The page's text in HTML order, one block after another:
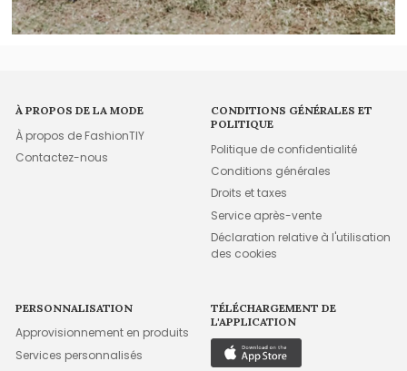
À PROPOS DE LA MODE
À propos de FashionTIY
Contactez-nous
CONDITIONS GÉNÉRALES ET
POLITIQUE
Politique de confidentialité
Conditions générales
Droits et taxes
Service après-vente
Déclaration relative à l'utilisation
des cookies
PERSONNALISATION
Approvisionnement en produits
Services personnalisés
TÉLÉCHARGEMENT DE
L'APPLICATION